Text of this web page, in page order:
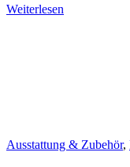
Weiterlesen
Ausstattung & Zubehör,